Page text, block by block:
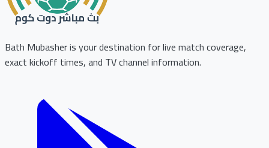
Bath Mubasher is your destination for live match coverage,
exact kickoff times, and TV channel information.